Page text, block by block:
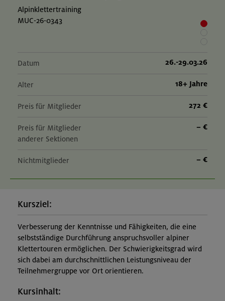
Alpinklettertraining
MUC-26-0343
Datum 26.-29.03.26
Alter 18+ Jahre
Preis für Mitglieder 272 €
Preis für Mitglieder
anderer Sektionen
– €
Nichtmitglieder – €
Kursziel:
Verbesserung der Kenntnisse und Fähigkeiten, die eine
selbstständige Durchführung anspruchsvoller alpiner
Klettertouren ermöglichen. Der Schwierigkeitsgrad wird
sich dabei am durchschnittlichen Leistungsniveau der
Teilnehmergruppe vor Ort orientieren.
Kursinhalt: